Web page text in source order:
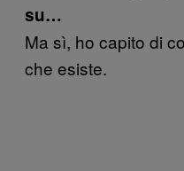
su…
Ma sì, ho capito di
che esiste.